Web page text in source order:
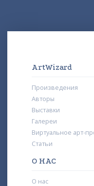
ArtWizard
Произведения
Авторы
Выставки
Галереи
Виртуальное арт-
Статьи
О НАС
О нас